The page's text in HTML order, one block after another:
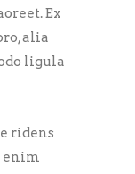
Ex
alia
ligula
ridens
enim